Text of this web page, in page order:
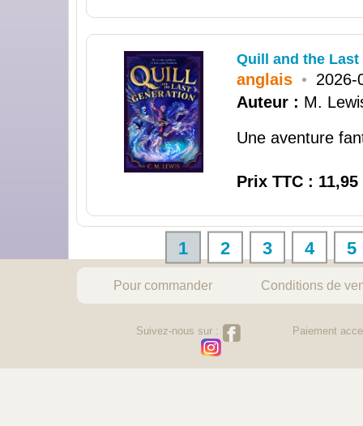
Quill and the Last
anglais • 2026-
Auteur : M.
Une aventure
Prix TTC : 11,95
1 2 3 4 5
Pour commander Conditions de
Suivez-nous sur : Paiement